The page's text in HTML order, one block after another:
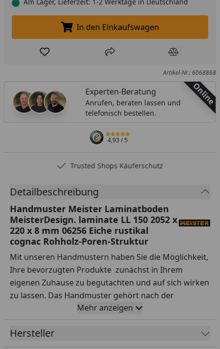
In den Einkaufswagen legen
In den Einkaufswagen
Produkt zur Wunschliste hinzufügen
Teilen Produkt
Artikel-Nr.: 6068868
Online
Experten-Beratung
Anrufen, beraten lassen und
telefonisch bestellen.
4,93/ 5
Trusted Shops Käuferschutz
Detailbeschreibung
Handmuster Meister Laminatboden
MeisterDesign. laminate LL 150 2052 x
220 x 8 mm 06256 Eiche rustikal
cognac Rohholz-Poren-Struktur
Mit unseren Handmustern haben Sie die Möglichkeit,
Ihre bevorzugten Produkte zunächst in Ihrem
eigenen Zuhause zu begutachten und auf sich wirken
zu lassen. Das Handmuster gehört nach der
Lieferung Ihnen, sodass Sie es nach Belieben testen
können.
Mehr anzeigen
Hersteller